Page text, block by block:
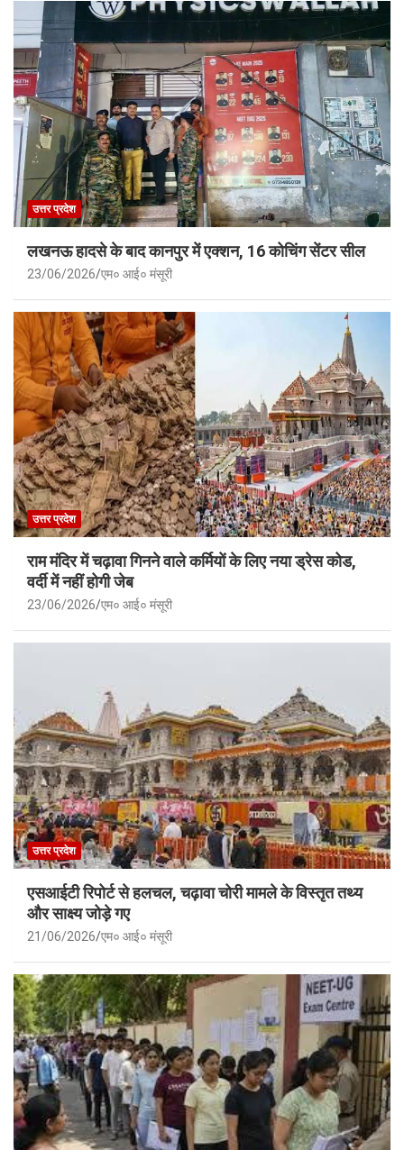
उत्तर प्रदेश
लखनऊ हादसे के बाद कानपुर में एक्शन, 16 कोचिंग सेंटर सील
23/06/2026 एम० आई० मंसूरी
उत्तर प्रदेश
राम मंदिर में चढ़ावा गिनने वाले कर्मियों के लिए नया ड्रेस कोड,
वर्दी में नहीं होगी जेब
23/06/2026 एम० आई० मंसूरी
उत्तर प्रदेश
एसआईटी रिपोर्ट से हलचल, चढ़ावा चोरी मामले के विस्तृत तथ्य
और साक्ष्य जोड़े गए
21/06/2026 एम० आई० मंसूरी